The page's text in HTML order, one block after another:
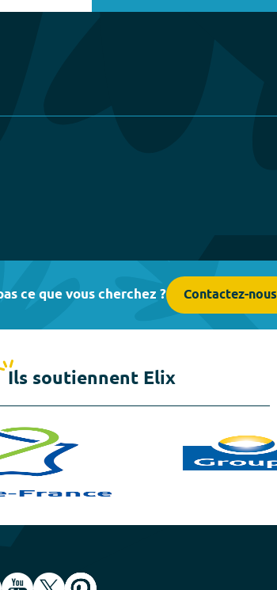
ce que vous cherchez ? Contactez-nous
Ils soutiennent Elix